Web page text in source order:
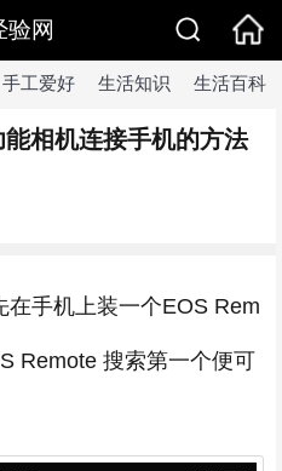
验网
手工爱好 生活知识 生活百科
相机连接手机的方法
手机上装一个EOS Rem
Remote 搜索第一个便可